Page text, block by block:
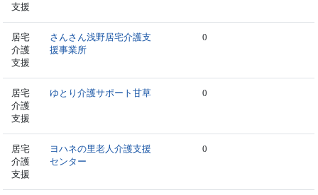
支援
居宅
介護
支援
さんさん浅野居宅介護支
援事業所
0
居宅
介護
支援
ゆとり介護サポート甘草 0
居宅
介護
支援
ヨハネの里老人介護支援
センター
0